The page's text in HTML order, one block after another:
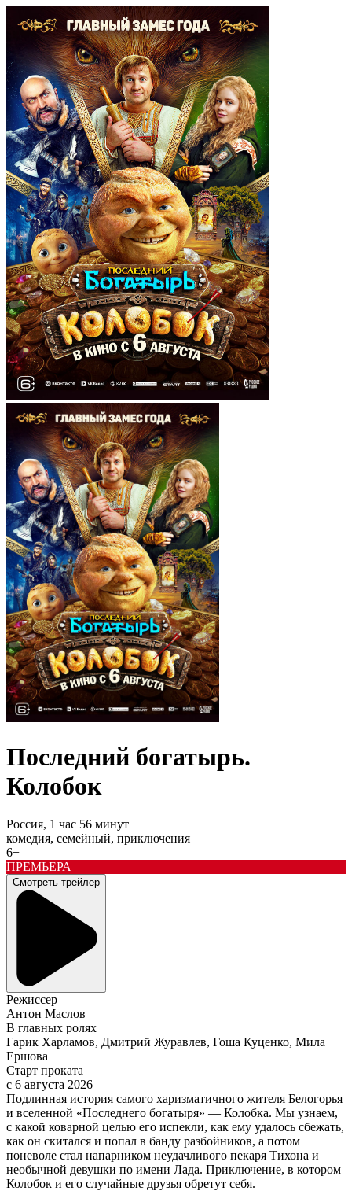
Последний богатырь.
Колобок
Россия, 1 час 56 минут
комедия, семейный, приключения
6+
ПРЕМЬЕРА
Смотреть трейлер
Режиссер
Антон Маслов
В главных ролях
Гарик Харламов, Дмитрий Журавлев, Гоша Куценко, Мила
Ершова
Старт проката
c 6 августа 2026
Подлинная история самого харизматичного жителя Белогорья
и вселенной «Последнего богатыря» — Колобка. Мы узнаем,
с какой коварной целью его испекли, как ему удалось сбежать,
как он скитался и попал в банду разбойников, а потом
поневоле стал напарником неудачливого пекаря Тихона и
необычной девушки по имени Лада. Приключение, в котором
Колобок и его случайные друзья обретут себя.